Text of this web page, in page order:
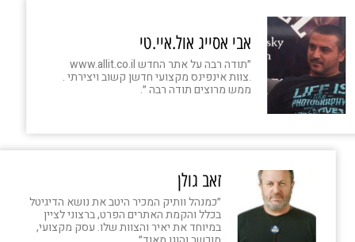
אבי אסייג אול.איי.טי
״תודה רבה על אתר החדש www.allit.co.il
.צוות אינפינס מקצועי חדשן קשוב ויצירתי .
ממש מרוצים תודה רבה ״.
זאב גולן
״כמנהל וותיק המכיר היטב את נושא הדיגיטל
בכלל והקמת האתרים הפרט, ברצוני לציין
במיוחד את יאיר והצוות שלו. עסק מקצועי,